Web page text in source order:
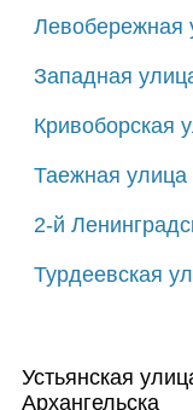
Левобережная
Западная
Кривоборская
Таежная улица
2-й
Турдеевская
Устьянская
Архангельска